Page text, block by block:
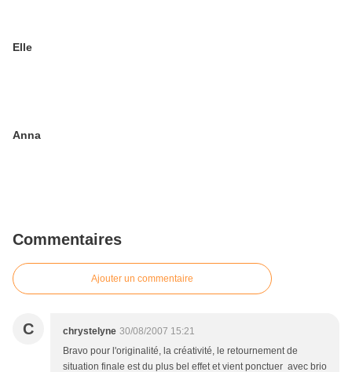
Elle
Anna
Commentaires
Ajouter un commentaire
C chrystelyne 30/08/2007 15:21
Bravo pour l'originalité, la créativité, le retournement de
situation finale est du plus bel effet et vient ponctuer avec brio